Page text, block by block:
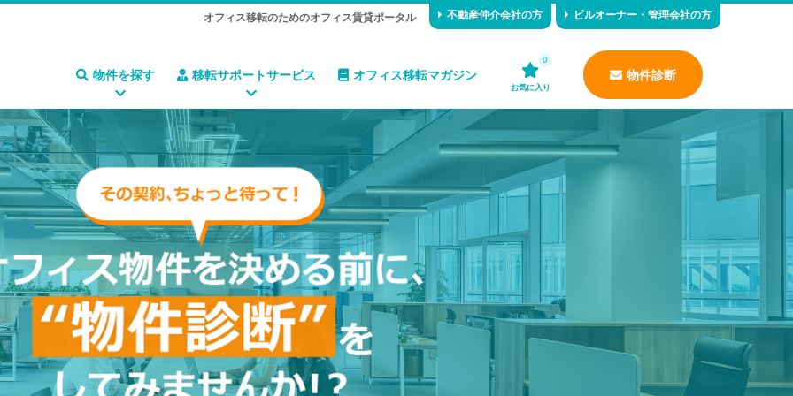
オフィス移転のためのオフィス賃貸ポータル 不動産仲介会社の方 ビルオーナー・管理会社の方
物件を探す 移転サポートサービス オフィス移転マガジン
0
お気に入り
物件診断